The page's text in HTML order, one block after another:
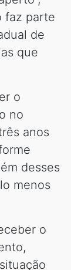
faz parte
de
que
o
no
anos
desses
menos
o